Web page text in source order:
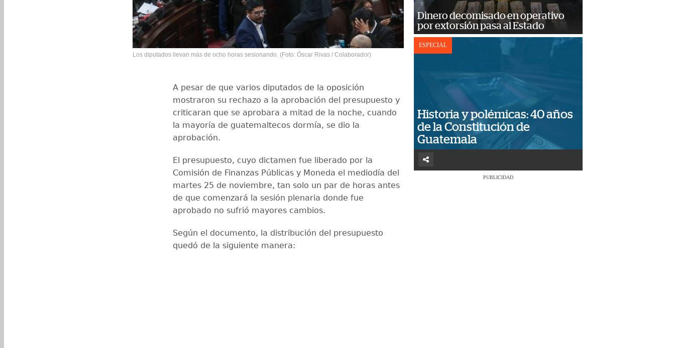
Los diputados llevan más de ocho horas sesionando. (Foto: Óscar Rivas / Colaborador)
A pesar de que varios diputados de la oposición
mostraron su rechazo a la aprobación del presupuesto y
criticaran que se aprobara a mitad de la noche, cuando
la mayoría de guatemaltecos dormía, se dio la
aprobación.
El presupuesto, cuyo dictamen fue liberado por la
Comisión de Finanzas Públicas y Moneda el mediodía del
martes 25 de noviembre, tan solo un par de horas antes
de que comenzará la sesión plenaria donde fue
aprobado no sufrió mayores cambios.
Según el documento, la distribución del presupuesto
quedó de la siguiente manera:
Dinero decomisado en operativo
por extorsión pasa al Estado
ESPECIAL
Historia y polémicas: 40 años
de la Constitución de
Guatemala
PUBLICIDAD